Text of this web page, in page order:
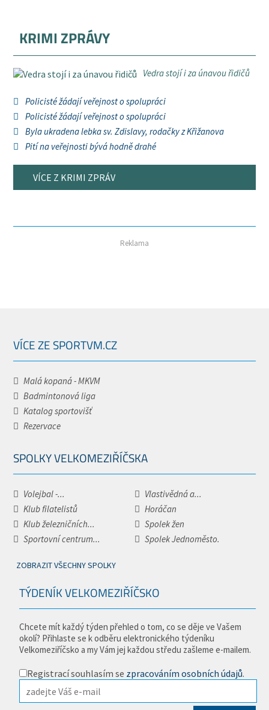
KRIMI ZPRÁVY
Vedra stojí i za únavou řidičů
Policisté žádají veřejnost o spolupráci
Policisté žádají veřejnost o spolupráci
Byla ukradena lebka sv. Zdislavy, rodačky z Křižanova
Pití na veřejnosti bývá hodně drahé
VÍCE Z KRIMI ZPRÁV
Reklama
VÍCE ZE SPORTVM.CZ
Malá kopaná - MKVM
Badmintonová liga
Katalog sportovišť
Rezervace
SPOLKY VELKOMEZIŘÍČSKA
Volejbal -...
Vlastivědná a...
Klub filatelistů
Horáčan
Klub železničních...
Spolek žen
Sportovní centrum...
Spolek Jednoměsto.
ZOBRAZIT VŠECHNY SPOLKY
TÝDENÍK VELKOMEZIŘÍČSKO
Chcete mít každý týden přehled o tom, co se děje ve Vašem
okolí? Přihlaste se k odběru elektronického týdeníku
Velkomeziříčsko a my Vám jej každou středu zašleme e-mailem.
Registrací souhlasím se zpracováním osobních údajů.